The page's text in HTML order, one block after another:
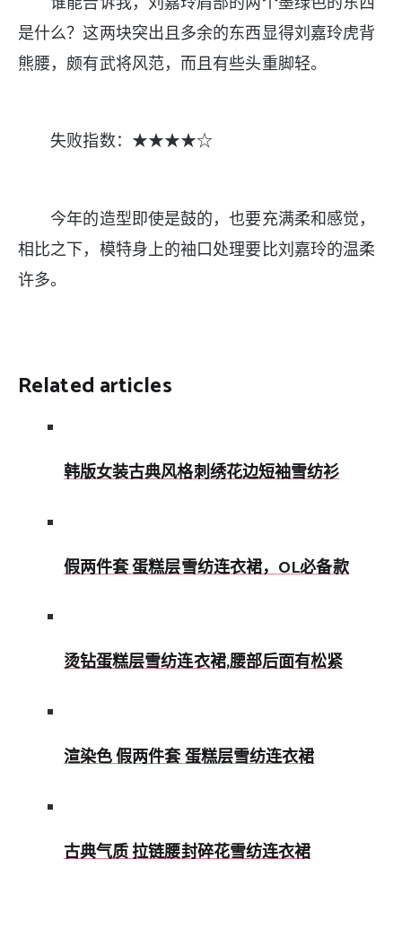
是什么？这两块突出且多余的东西显得刘嘉玲虎背
熊腰，颇有武将风范，而且有些头重脚轻。
失败指数：★★★★☆
今年的造型即使是鼓的，也要充满柔和感觉，
相比之下，模特身上的袖口处理要比刘嘉玲的温柔
许多。
Related articles
韩版女装古典风格刺绣花边短袖雪纺衫
假两件套 蛋糕层雪纺连衣裙，OL必备款
烫钻蛋糕层雪纺连衣裙,腰部后面有松紧
渲染色 假两件套 蛋糕层雪纺连衣裙
古典气质 拉链腰封碎花雪纺连衣裙